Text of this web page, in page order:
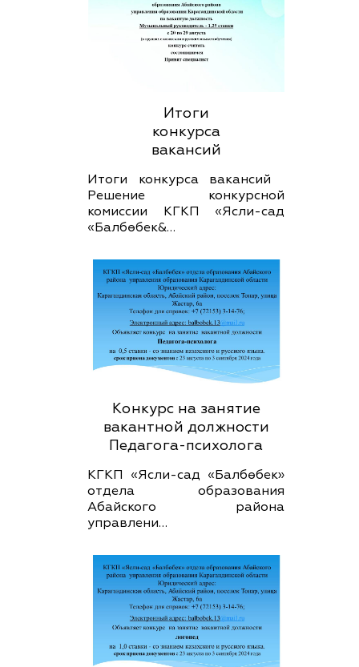
Итоги
конкурса
вакансий
Итоги конкурса вакансий
Решение конкурсной
комиссии КГКП «Ясли-сад
«Балбөбек&…
Конкурс на занятие
вакантной должности
Педагога-психолога
КГКП «Ясли-сад «Балбөбек»
отдела образования
Абайского района
управлени…